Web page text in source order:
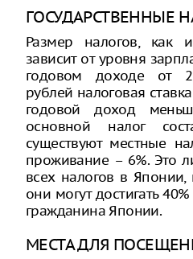
ГОСУДАРСТВЕННЫЕ
Размер налогов, как
зависит от уровня
годовом доходе от
рублей налоговая
годовой доход
основной налог
существуют местные
проживание – 6%. Это
всех налогов в
они могут достигать
гражданина Японии.
МЕСТА ДЛЯ